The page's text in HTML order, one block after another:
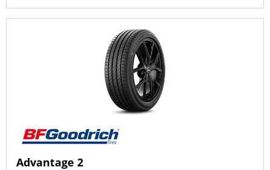
Advantage 2